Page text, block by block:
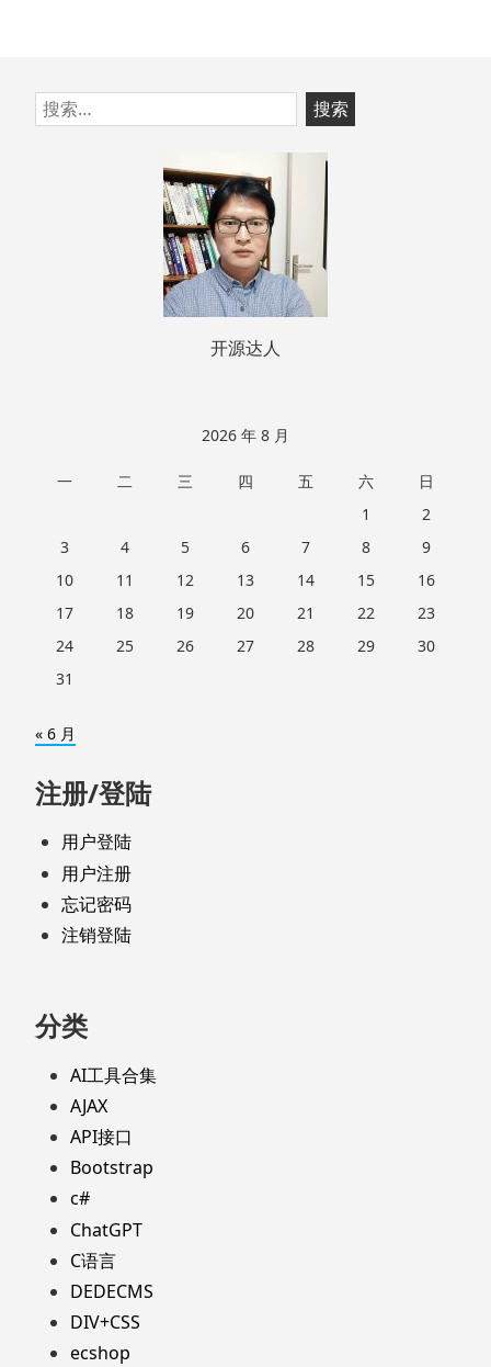
跳
至
搜
索：
开源达人
2026 年 8 月
一 二 三 四 五 六
日
1
2
3
4 5 6 7 8
9
10
11 12 13 14 15
16
17
18 19 20 21 22
23
24
25 26 27 28 29
30
31
« 6 月
注册/登陆
用户登陆
用户注册
忘记密码
注销登陆
分类
AI工具合集
AJAX
API接口
Bootstrap
c#
ChatGPT
C语言
DEDECMS
DIV+CSS
ecshop